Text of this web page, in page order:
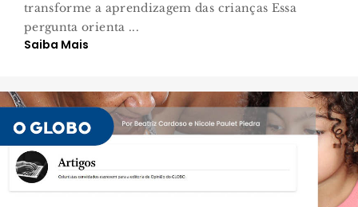
transforme a aprendizagem das crianças Essa
pergunta orienta ...
Saiba Mais